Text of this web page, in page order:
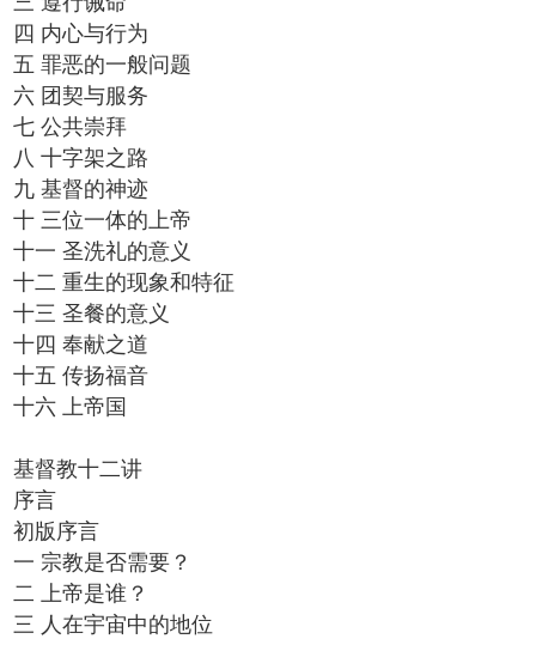
四 内心与行为
五 罪恶的一般问题
六 团契与服务
七 公共崇拜
八 十字架之路
九 基督的神迹
十 三位一体的上帝
十一 圣洗礼的意义
十二 重生的现象和特征
十三 圣餐的意义
十四 奉献之道
十五 传扬福音
十六 上帝国
基督教十二讲
序言
初版序言
一 宗教是否需要？
二 上帝是谁？
三 人在宇宙中的地位